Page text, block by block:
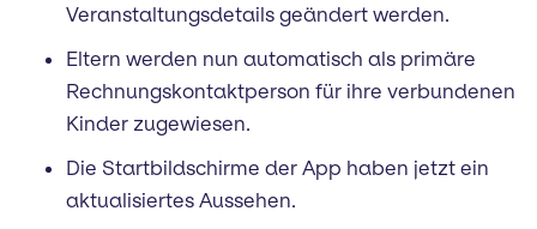
Veranstaltungsdetails geändert werden.
Eltern werden nun automatisch als primäre
Rechnungskontaktperson für ihre verbundenen
Kinder zugewiesen.
Die Startbildschirme der App haben jetzt ein
aktualisiertes Aussehen.